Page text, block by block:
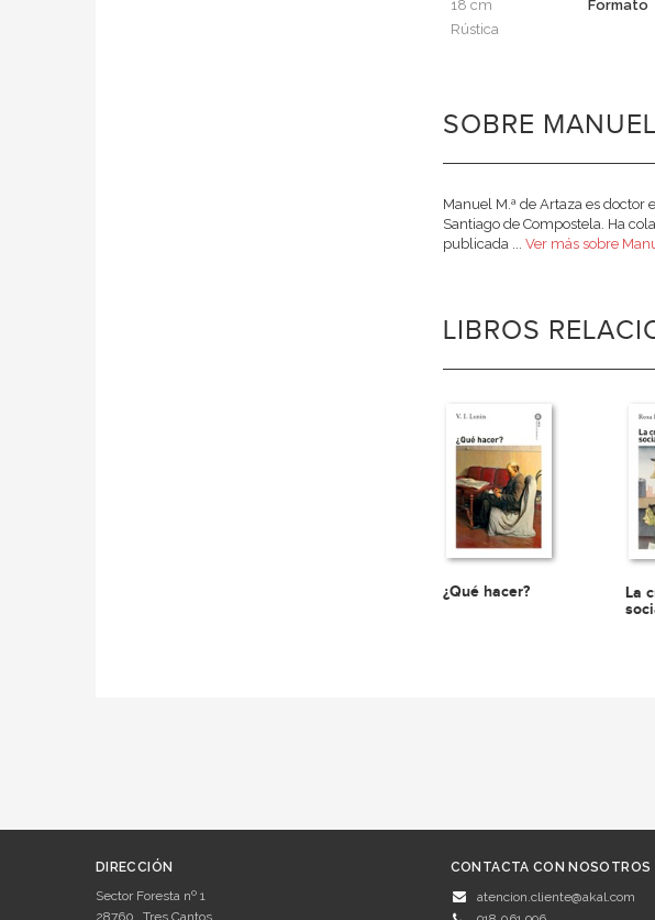
18 cm
Formato
Rústica
SOBRE
Manuel M.ª de Artaza es
Santiago de Compostela. Ha
publicada ... Ver más sobre
LIBROS
¿Qué hacer?
La
DIRECCIÓN
Sector Foresta nº 1
28760
Tres Cantos
CONTACTA CON NOSOTROS
atencion.cliente@akal.com